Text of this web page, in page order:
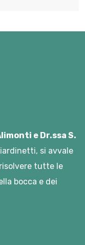
e Dr.ssa S.
si avvale
tutte le
bocca e dei